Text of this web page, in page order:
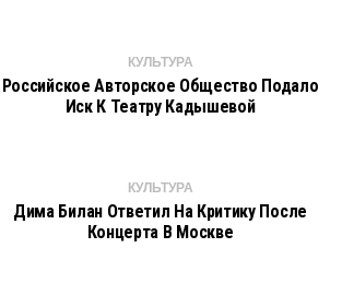
КУЛЬТУРА
Российское Авторское Общество Подало
Иск К Театру Кадышевой
КУЛЬТУРА
Дима Билан Ответил На Критику После
Концерта В Москве